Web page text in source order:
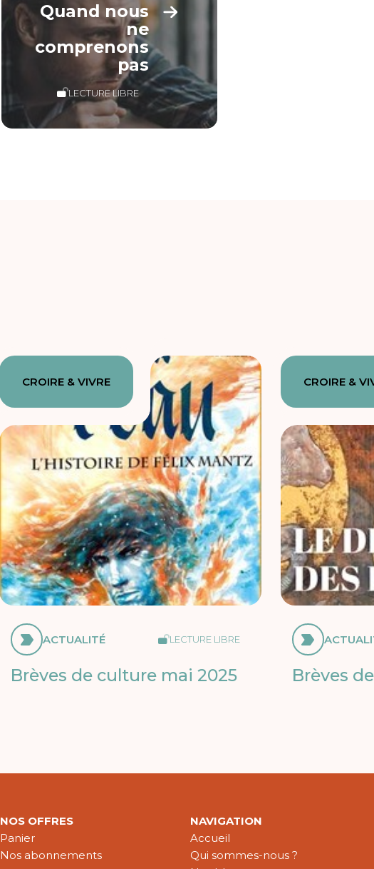
Quand nous
ne
comprenons
pas
LECTURE LIBRE
CROIRE & VIVRE
ACTUALITÉ LECTURE LIBRE
Brèves de culture mai 2025
CROIRE &
Brèves
NOS OFFRES
Panier
Nos abonnements
NAVIGATION
Accueil
Qui sommes-nous ?